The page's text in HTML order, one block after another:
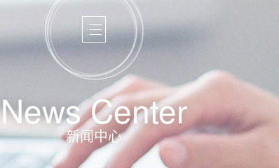
News Center
新闻中心